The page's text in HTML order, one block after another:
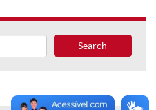
Search